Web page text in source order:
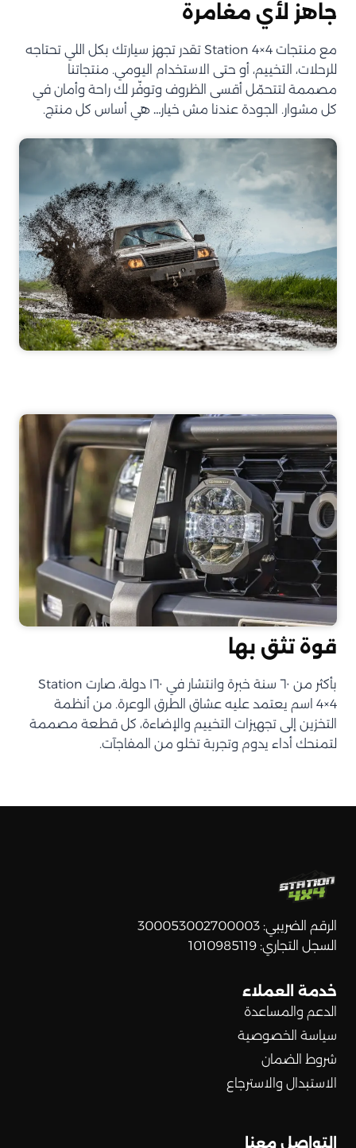
جاهز لأي مغامرة
مع منتجات Station 4×4 تقدر تجهز سيارتك بكل اللي تحتاجه
للرحلات، التخييم، أو حتى الاستخدام اليومي. منتجاتنا
مصممة لتتحمّل أقسى الظروف وتوفّر لك راحة وأمان في
كل مشوار. الجودة عندنا مش خيار… هي أساس كل منتج.
قوة تثق بها
بأكثر من ٦٠ سنة خبرة وانتشار في ١٦٠ دولة، صارت Station
4×4 اسم يعتمد عليه عشاق الطرق الوعرة. من أنظمة
التخزين إلى تجهيزات التخييم والإضاءة، كل قطعة مصممة
لتمنحك أداء يدوم وتجربة تخلو من المفاجآت.
الرقم الضريبي: 300053002700003
السجل التجاري: 1010985119
خدمة العملاء
الدعم والمساعدة
سياسة الخصوصية
شروط الضمان
الاستبدال والاسترجاع
التواصل معنا